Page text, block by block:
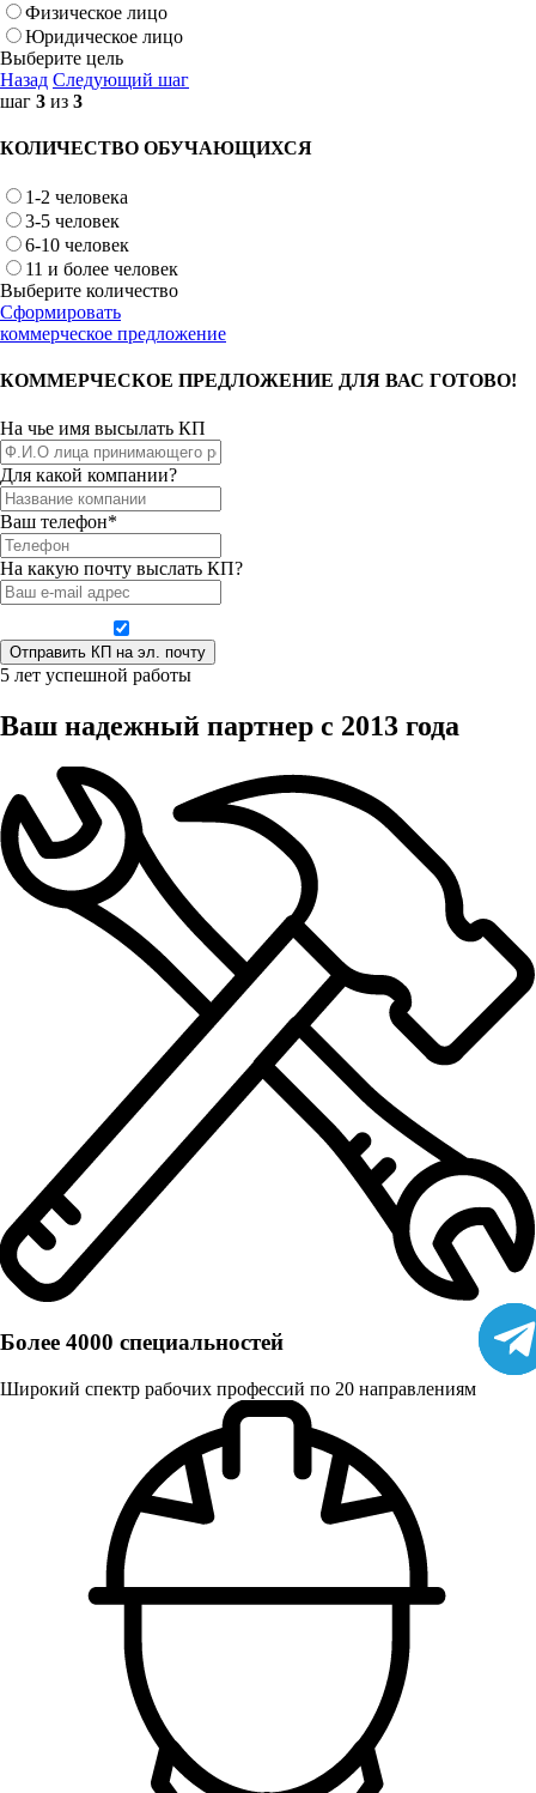
Физическое лицо
Юридическое лицо
Выберите цель
Назад Следующий шаг
шаг 3 из 3
КОЛИЧЕСТВО ОБУЧАЮЩИХСЯ
1-2 человека
3-5 человек
6-10 человек
11 и более человек
Выберите количество
Сформировать
коммерческое предложение
КОММЕРЧЕСКОЕ ПРЕДЛОЖЕНИЕ ДЛЯ ВАС ГОТОВО!
На чье имя высылать КП
Для какой компании?
Ваш телефон*
На какую почту выслать КП?
5 лет успешной работы
Ваш надежный партнер с 2013 года
Более 4000 специальностей
Широкий спектр рабочих профессий по 20 направлениям